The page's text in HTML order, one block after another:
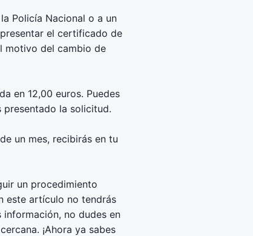
Policía Nacional o a un
el certificado de
motivo del cambio de
en 12,00 euros. Puedes
presentado la solicitud.
un mes, recibirás en tu
un procedimiento
este artículo no tendrás
no dudes en
¡Ahora ya sabes